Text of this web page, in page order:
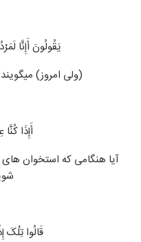
یَقُولُونَ أَإِنَّا
(ولی امروز)
أَإِذَا کُنَّا
آیا هنگامی که استخوان
قَالُوا تِلْکَ